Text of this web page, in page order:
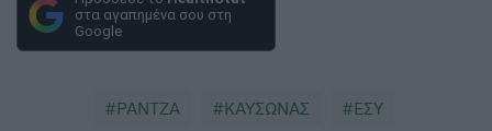
στα αγαπημένα σου στη
Google
ΡΑΝΤΖΑ ΚΑΥΣΩΝΑΣ ΕΣΥ